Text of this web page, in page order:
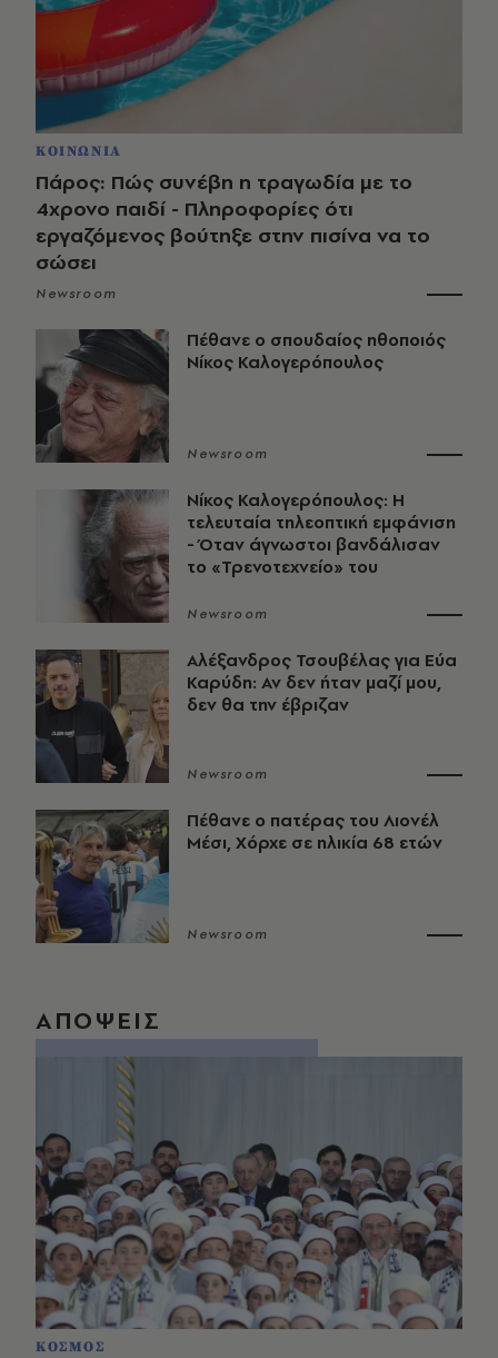
ΚΟΙΝΩΝΙΑ
Πάρος: Πώς συνέβη η τραγωδία με το
4χρονο παιδί - Πληροφορίες ότι
εργαζόμενος βούτηξε στην πισίνα να το
σώσει
Newsroom
Πέθανε ο σπουδαίος ηθοποιός
Νίκος Καλογερόπουλος
Newsroom
Νίκος Καλογερόπουλος: Η
τελευταία τηλεοπτική εμφάνιση
- Όταν άγνωστοι βανδάλισαν
το «Τρενοτεχνείο» του
Newsroom
Αλέξανδρος Τσουβέλας για Εύα
Καρύδη: Αν δεν ήταν μαζί μου,
δεν θα την έβριζαν
Newsroom
Πέθανε ο πατέρας του Λιονέλ
Μέσι, Χόρχε σε ηλικία 68 ετών
Newsroom
ΑΠΟΨΕΙΣ
ΚΟΣΜΟΣ